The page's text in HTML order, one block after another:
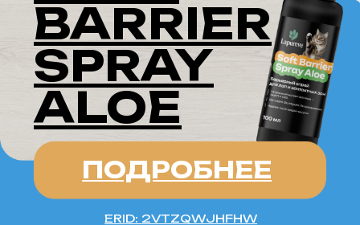
это уникальная порода кошек,
известная своими миниатюрными
размерами и дружелюбным
характером. Эти кошки,
напоминающие котят даже
во взрослом возрасте, сочетают
в себе очаровательную внешность,
игривость и преданность своим хозяевам.
Скиф-той-бобы —
это идеальные компаньоны для тех,
но энергичном питомце.
ИСТОРИЯ ПОРОДЫ